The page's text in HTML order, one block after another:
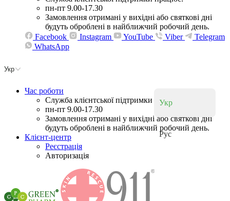
пн-пт 9.00-17.30
Замовлення отримані у вихідні або святкові дні
будуть оброблені в найближчий робочий день.
Facebook
Instagram YouTube Viber
Telegram
WhatsApp
Укр
Укр
Рус
Час роботи
Служба клієнтської підтримки працює:
пн-пт 9.00-17.30
Замовлення отримані у вихідні або святкові дні
будуть оброблені в найближчий робочий день.
Клієнт-центр
Реєстрація
Авторизація